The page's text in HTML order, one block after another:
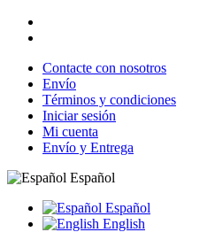
Contacte con nosotros
Envío
Términos y condiciones
Iniciar sesión
Mi cuenta
Envío y Entrega
Español
Español
English